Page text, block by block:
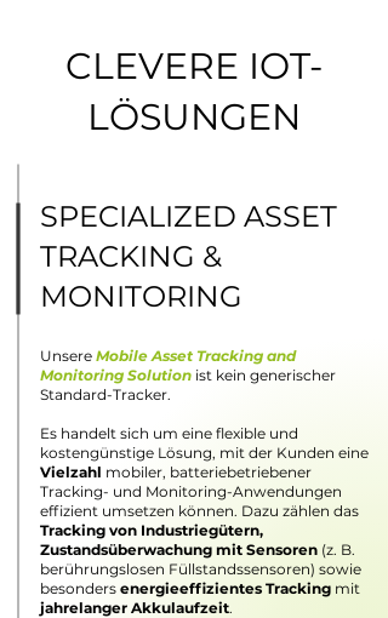
CLEVERE IOT-
LÖSUNGEN
SPECIALIZED ASSET
TRACKING &
MONITORING
Unsere Mobile Asset Tracking and
Monitoring Solution ist kein generischer
Standard-Tracker.
Es handelt sich um eine flexible und
kostengünstige Lösung, mit der Kunden eine
Vielzahl mobiler, batteriebetriebener
Tracking- und Monitoring-Anwendungen
effizient umsetzen können. Dazu zählen das
Tracking von Industriegütern,
Zustandsüberwachung mit Sensoren (z. B.
berührungslosen Füllstandssensoren) sowie
besonders energieeffizientes Tracking mit
jahrelanger Akkulaufzeit.